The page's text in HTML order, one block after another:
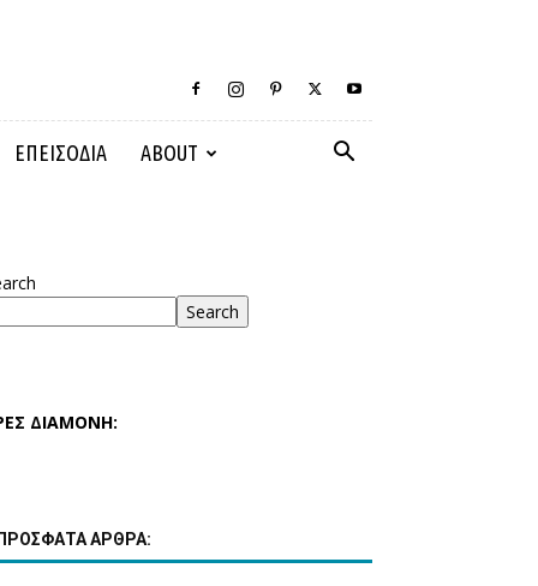
ΕΠΕΙΣΟΔΙΑ ABOUT
Search
ΔΙΑΜΟΝΗ:
ΠΡΟΣΦΑΤΑ ΑΡΘΡΑ: